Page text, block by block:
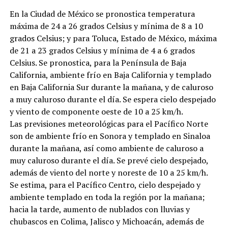
En la Ciudad de México se pronostica temperatura
máxima de 24 a 26 grados Celsius y mínima de 8 a 10
grados Celsius; y para Toluca, Estado de México, máxima
de 21 a 23 grados Celsius y mínima de 4 a 6 grados
Celsius. Se pronostica, para la Península de Baja
California, ambiente frío en Baja California y templado
en Baja California Sur durante la mañana, y de caluroso
a muy caluroso durante el día. Se espera cielo despejado
y viento de componente oeste de 10 a 25 km/h.
Las previsiones meteorológicas para el Pacífico Norte
son de ambiente frío en Sonora y templado en Sinaloa
durante la mañana, así como ambiente de caluroso a
muy caluroso durante el día. Se prevé cielo despejado,
además de viento del norte y noreste de 10 a 25 km/h.
Se estima, para el Pacífico Centro, cielo despejado y
ambiente templado en toda la región por la mañana;
hacia la tarde, aumento de nublados con lluvias y
chubascos en Colima, Jalisco y Michoacán, además de